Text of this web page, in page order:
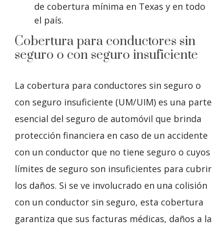
de cobertura mínima en Texas y en todo
el país.
Cobertura para conductores sin
seguro o con seguro insuficiente
La cobertura para conductores sin seguro o
con seguro insuficiente (UM/UIM) es una parte
esencial del seguro de automóvil que brinda
protección financiera en caso de un accidente
con un conductor que no tiene seguro o cuyos
límites de seguro son insuficientes para cubrir
los daños. Si se ve involucrado en una colisión
con un conductor sin seguro, esta cobertura
garantiza que sus facturas médicas, daños a la